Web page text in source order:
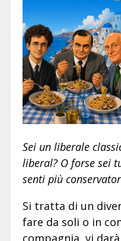
Sei un liberale
liberal? O forse sei
senti più
Si tratta di un
fare da soli o in
compagnia, vi